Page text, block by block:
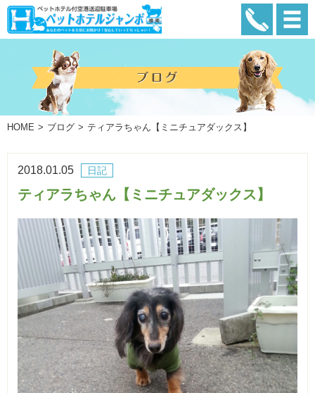
HOME ブログ ティアラちゃん【ミニチュアダックス】
日記
2018.01.05
ティアラちゃん【ミニチュアダックス】